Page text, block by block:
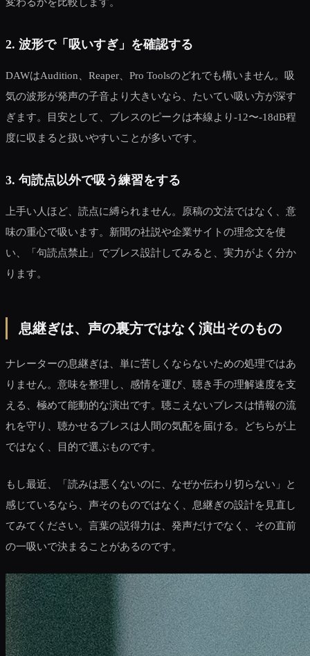
2. 波形で「吸いすぎ」を確認する
DAWはAudition、Reaper、Pro Toolsのどれでも構いません。吸
気の波形が発声の子音より大きいなら、たいてい吸い方が深す
ぎます。目安として、ブレスのピークは本線より-12〜-18dB程
度に収まると扱いやすいことが多いです。
3. 句読点以外で吸う練習をする
上手い人ほど、読点に縛られません。原稿の文法ではなく、意
味の重心で吸います。新聞の社説や企業サイトの理念文を使
い、「句読点禁止」でブレス設計してみると、実力がよく分か
ります。
息継ぎは、声の裏方ではなく演出そのもの
ナレーターの息継ぎは、単に苦しくならないための処理ではあ
りません。意味を整理し、感情を運び、聴き手の理解速度を支
える、極めて能動的な演出です。聴こえないブレスは情報の流
れを守り、聴かせるブレスは人間の気配を届ける。どちらが上
ではなく、目的で選ぶものです。
もし最近、「読みは悪くないのに、なぜか伝わり切らない」と
感じているなら、声そのものではなく、息継ぎの設計を見直し
てみてください。言葉の説得力は、発声だけでなく、その直前
の一吸いで決まることがあるのです。